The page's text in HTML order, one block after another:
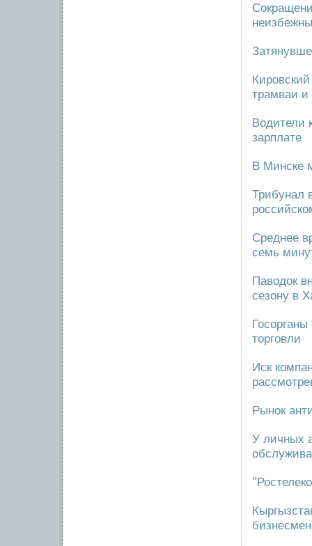
неизбежны
трамваи и
Водители
зарплате
В Минске
Трибунал
Среднее
семь
Паводок
сезону в
торговли
Иск
Рынок
У личных